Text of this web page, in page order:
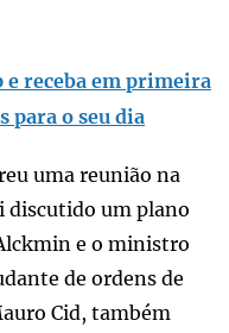
e receba em primeira
para o seu dia
uma reunião na
discutido um plano
e o ministro
de ordens de
Cid, também